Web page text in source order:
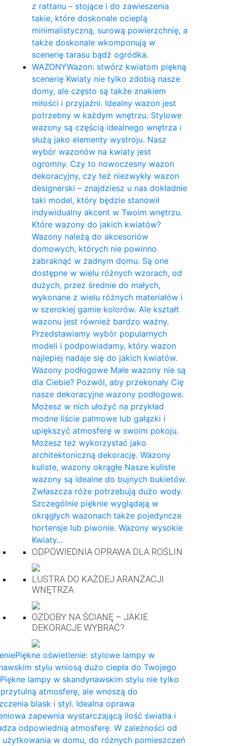
z rattanu – stojące i do zawieszenia
takie, które doskonale ocieplą
minimalistyczną, surową powierzchnię, a
także doskonale wkomponują w
scenerię tarasu bądź ogródka.
WAZONYWazon: stwórz kwiatom piękną
scenerię Kwiaty nie tylko zdobią nasze
domy, ale często są także znakiem
miłości i przyjaźni. Idealny wazon jest
potrzebny w każdym wnętrzu. Stylowe
wazony są częścią idealnego wnętrza i
służą jako elementy wystroju. Nasz
wybór wazonów na kwiaty jest
ogromny. Czy to nowoczesny wazon
dekoracyjny, czy też niezwykły wazon
designerski – znajdziesz u nas dokładnie
taki model, który będzie stanowił
indywidualny akcent w Twoim wnętrzu.
Które wazony do jakich kwiatów?
Wazony należą do akcesoriów
domowych, których nie powinno
zabraknąć w żadnym domu. Są one
dostępne w wielu różnych wzorach, od
dużych, przez średnie do małych,
wykonane z wielu różnych materiałów i
w szerokiej gamie kolorów. Ale kształt
wazonu jest również bardzo ważny.
Przedstawiamy wybór popularnych
modeli i podpowiadamy, który wazon
najlepiej nadaje się do jakich kwiatów.
Wazony podłogowe Małe wazony nie są
dla Ciebie? Pozwól, aby przekonały Cię
nasze dekoracyjne wazony podłogowe.
Możesz w nich ułożyć na przykład
modne liście palmowe lub gałązki i
upiększyć atmosferę w swoim pokoju.
Możesz też wykorzystać jako
architektoniczną dekorację. Wazony
kuliste, wazony okrągłe Nasze kuliste
wazony są idealne do bujnych bukietów.
Zwłaszcza róże potrzebują dużo wody.
Szczególnie pięknie wyglądają w
okrągłych wazonach także pojedyncze
hortensje lub piwonie. Wazony wysokie
Kwiaty…
ODPOWIEDNIA OPRAWA DLA ROŚLIN
LUSTRA DO KAŻDEJ ARANŻACJI
WNĘTRZA
OZDOBY NA ŚCIANĘ – JAKIE
DEKORACJE WYBRAĆ?
Piękne oświetlenie: stylowe lampy w
stylu wniosą dużo ciepła do Twojego
lampy w skandynawskim stylu nie tylko
atmosferę, ale wnoszą do
blask i styl. Idealna oprawa
zapewnia wystarczającą ilość światła i
odpowiednią atmosferę. W zależności od
użytkowania w domu, do różnych pomieszczeń